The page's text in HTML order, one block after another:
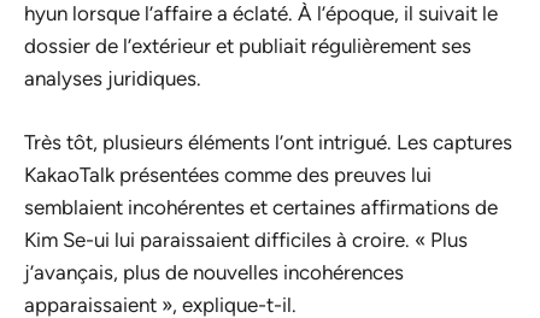
hyun lorsque l’affaire a éclaté. À l’époque, il suivait le
dossier de l’extérieur et publiait régulièrement ses
analyses juridiques.
Très tôt, plusieurs éléments l’ont intrigué. Les captures
KakaoTalk présentées comme des preuves lui
semblaient incohérentes et certaines affirmations de
Kim Se-ui lui paraissaient difficiles à croire. « Plus
j’avançais, plus de nouvelles incohérences
apparaissaient », explique-t-il.